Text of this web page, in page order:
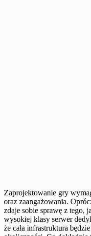
Zaprojektowanie gry
oraz zaangażowania.
zdaje sobie sprawę z tego,
wysokiej klasy serwer
że cała infrastruktura